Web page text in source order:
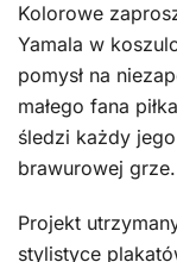
Kolorowe
Yamala w
pomysł na
małego fana
śledzi każdy
brawurowej grze.
Projekt
stylistyce